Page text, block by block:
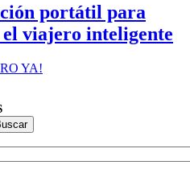
portátil para
viajero inteligente
YA!